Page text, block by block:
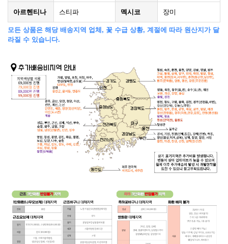
아르헨티나 스티파 멕시코 장미
모든 상품은 해당 배송지역 업체, 꽃 수급 상황, 계절에 따라 원산지가 달
라질 수 있습니다.